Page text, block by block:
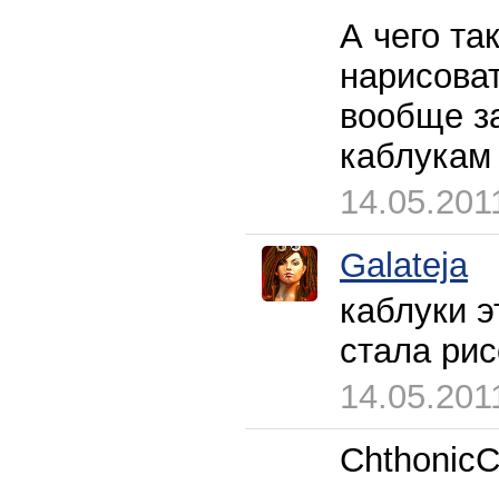
А чего
вообще
Galateja
каблуки
стала